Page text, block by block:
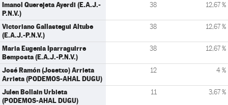
Imanol Querejeta Ayerdi (E.A.J.-
P.N.V.)
38 12,67 %
Victoriano Gallastegui Altube
(E.A.J.-P.N.V.)
38 12,67 %
Maria Eugenia Iparraguirre
Bemposta (E.A.J.-P.N.V.)
38 12,67 %
José Ramón (Josetxo) Arrieta
Arrieta (PODEMOS-AHAL DUGU)
12 4 %
Julen Bollain Urbieta
(PODEMOS-AHAL DUGU)
11 3,67 %